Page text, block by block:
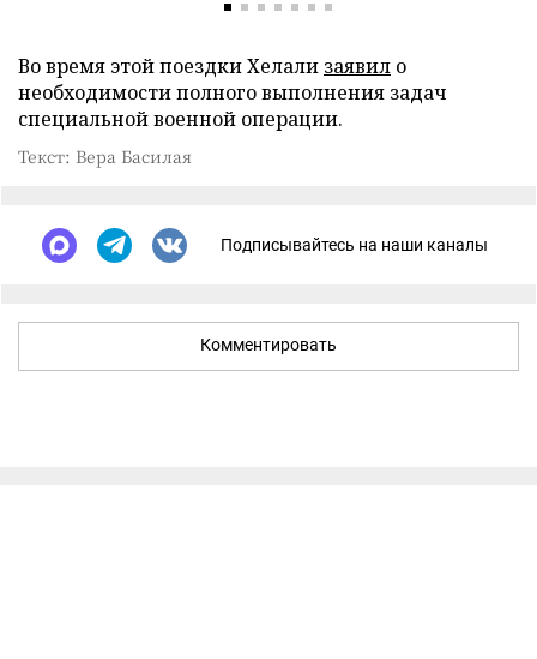
Во время этой поездки Хелали заявил о
необходимости полного выполнения задач
специальной военной операции.
Текст: Вера Басилая
Подписывайтесь на наши каналы
Комментировать